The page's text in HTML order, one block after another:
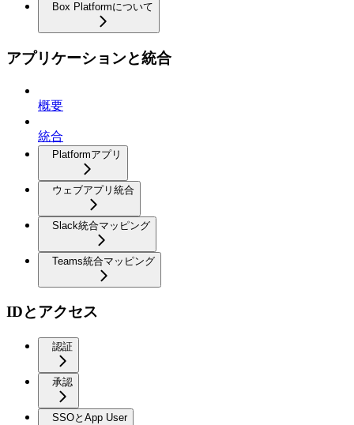
Box Platformについて
アプリケーションと統合
概要
統合
Platformアプリ
ウェブアプリ統合
Slack統合マッピング
Teams統合マッピング
IDとアクセス
認証
承認
SSOとApp User